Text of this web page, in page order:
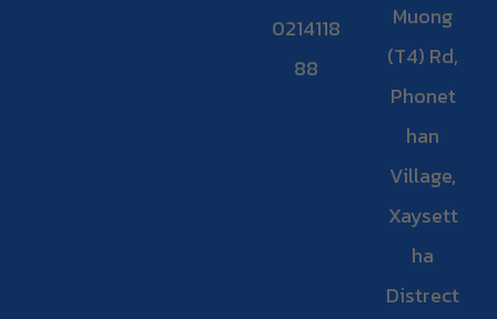
0214118
88
Muong
(T4) Rd,
Phonet
han
Village,
Xaysett
ha
Distrect